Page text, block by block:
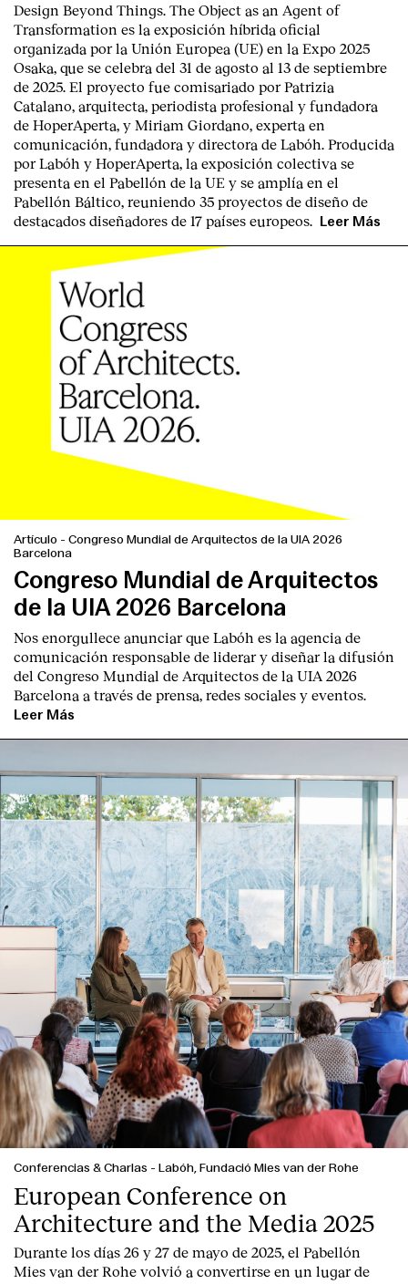
Design Beyond Things. The Object as an Agent of
Transformation es la exposición híbrida oficial
organizada por la Unión Europea (UE) en la Expo 2025
Osaka, que se celebra del 31 de agosto al 13 de septiembre
de 2025. El proyecto fue comisariado porPatrizia
Catalano, arquitecta, periodista profesional y fundadora
de HoperAperta, y Miriam Giordano, experta en
comunicación, fundadora y directora de Labóh. Producida
porLabóh y HoperAperta, la exposición colectiva se
presenta en el Pabellón de la UE y se amplía en el
Pabellón Báltico, reuniendo 35 proyectos de diseño de
destacados diseñadores de 17 países europeos. Leer Más
Artículo - Congreso Mundial de Arquitectos de la UIA 2026
Barcelona
Congreso Mundial de Arquitectos
de la UIA 2026 Barcelona
Nos enorgullece anunciar que Labóh es la agencia de
comunicación responsable de liderar y diseñar la difusión
del Congreso Mundial de Arquitectos de la UIA 2026
Barcelona a través de prensa, redes sociales y eventos.
Leer Más
Conferencias & Charlas - Labóh, Fundació Mies van der Rohe
European Conference on
Architecture and the Media 2025
Durante los días 26 y 27 de mayo de 2025, el Pabellón
Mies van der Rohe volvió a convertirse en un lugar de